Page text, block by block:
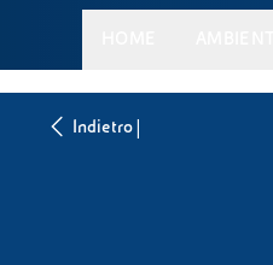
Indietro|